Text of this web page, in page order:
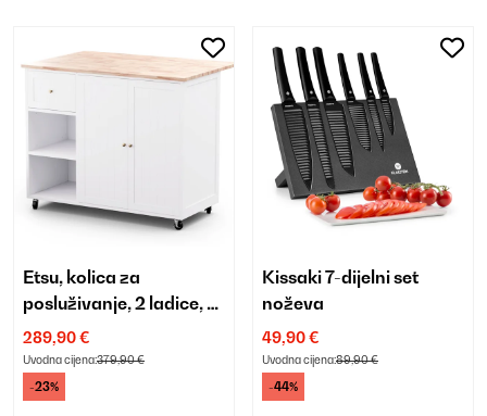
Etsu, kolica za
posluživanje, 2 ladice, 2
vrata
289,90 €
Uvodna cijena:379,90 €
-23%
Kissaki 7-dijelni set
noževa
49,90 €
Uvodna cijena:89,90 €
-44%